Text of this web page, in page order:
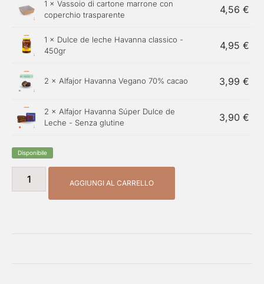
1 × Vassoio di cartone marrone con
coperchio trasparente
4,56 €
1 × Dulce de leche Havanna classico -
450gr
4,95 €
2 × Alfajor Havanna Vegano 70% cacao 3,99 €
2 × Alfajor Havanna Súper Dulce de
Leche - Senza glutine
3,90 €
Disponibile
AGGIUNGI AL CARRELLO